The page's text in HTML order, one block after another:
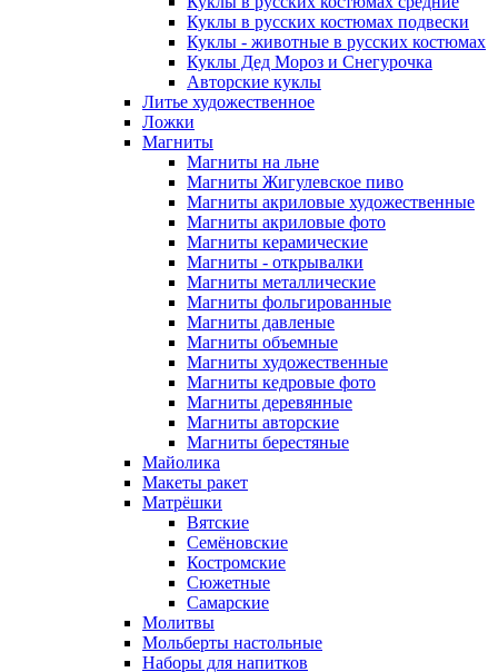
Куклы в русских костюмах подвески
Куклы - животные в русских костюмах
Куклы Дед Мороз и Снегурочка
Авторские куклы
Литье художественное
Ложки
Магниты
Магниты на льне
Магниты Жигулевское пиво
Магниты акриловые художественные
Магниты акриловые фото
Магниты керамические
Магниты - открывалки
Магниты металлические
Магниты фольгированные
Магниты давленые
Магниты объемные
Магниты художественные
Магниты кедровые фото
Магниты деревянные
Магниты авторские
Магниты берестяные
Майолика
Макеты ракет
Матрёшки
Вятские
Семёновские
Костромские
Сюжетные
Самарские
Молитвы
Мольберты настольные
Наборы для напитков